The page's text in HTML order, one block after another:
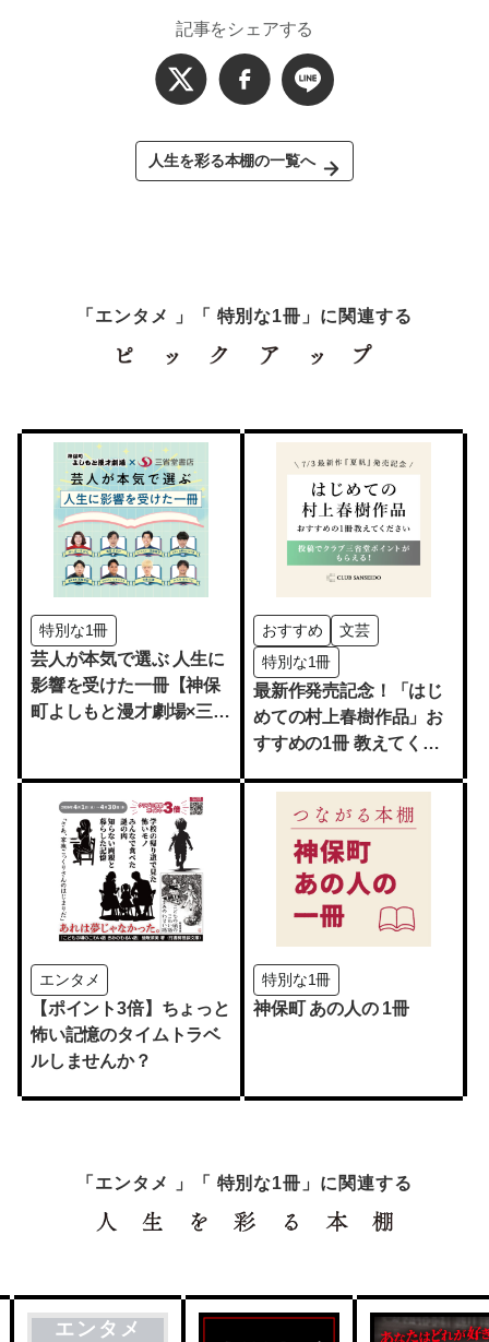
記事をシェアする
人生を彩る本棚の一覧へ
「エンタメ 」「 特別な1冊」に関連する
特別な1冊
芸人が本気で選ぶ 人生に
影響を受けた一冊【神保
町よしもと漫才劇場×三省
おすすめ
文芸
特別な1冊
最新作発売記念！「はじ
めての村上春樹作品」お
すすめの1冊 教えてくだ
エンタメ
【ポイント3倍】ちょっと
怖い記憶のタイムトラベ
ルしませんか？
特別な1冊
神保町 あの人の 1冊
「エンタメ 」「 特別な1冊」に関連する
エンタメ